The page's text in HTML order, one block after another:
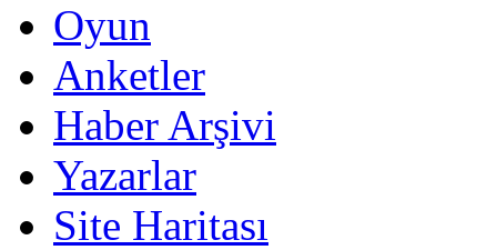
Oyun
Anketler
Haber Arşivi
Yazarlar
Site Haritası